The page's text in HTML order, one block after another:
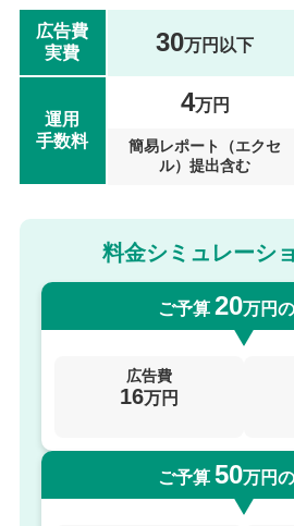
広告費
実費
30万円以下
運用
手数料
4万円
簡易レポート（エクセ
ル）提出含む
料金シミュレーシ
ご予算 20万円
広告費
16万円
ご予算 50万円